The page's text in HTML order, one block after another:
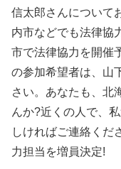
信太郎さんについて
内市などでも法律協
市で法律協力を開催
の参加希望者は、山
さい。あなたも、北
んか?近くの人で、
しければご連絡くだ
力担当を増員決定!